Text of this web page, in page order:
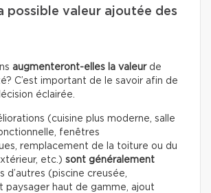
possible valeur ajoutée des
augmenteront-elles la valeurde
C’est important de le savoir afin de
éclairée.
(cuisine plus moderne, salle
fenêtres
remplacement de la toiture ou du
etc.) sont généralement
d’autres (piscine creusée,
paysager haut de gamme, ajout